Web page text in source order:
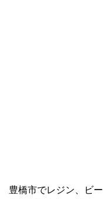
豊橋市でレジン、ビ